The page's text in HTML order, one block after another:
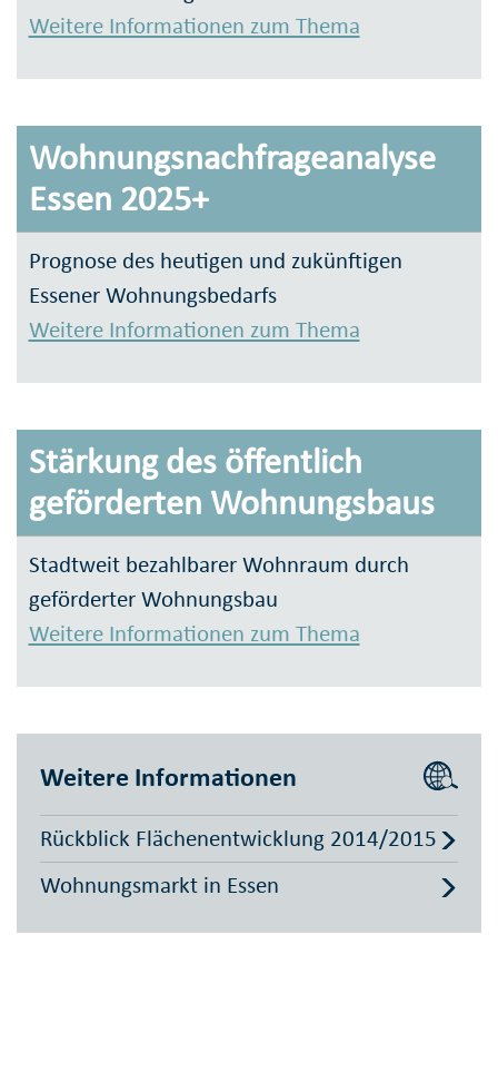
Weitere Informationen zum Thema
Wohnungsnachfrageanalyse
Essen 2025+
Prognose des heutigen und zukünftigen
Essener Wohnungsbedarfs
Weitere Informationen zum Thema
Stärkung des öffentlich
geförderten Wohnungsbaus
Stadtweit bezahlbarer Wohnraum durch
geförderter Wohnungsbau
Weitere Informationen zum Thema
Weitere Informationen
Rückblick Flächenentwicklung 2014/2015
Wohnungsmarkt in Essen